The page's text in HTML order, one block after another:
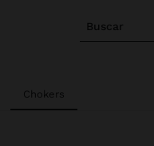
Buscar
Chokers